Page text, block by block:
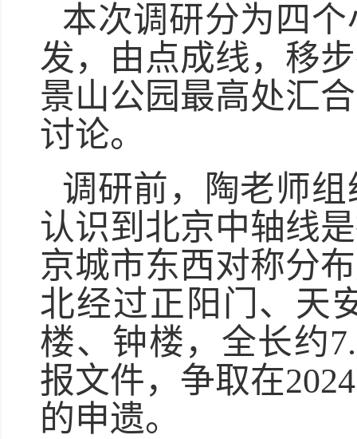
本次调研分为四
发，由点成线，移
景山公园最高处汇
讨论。
调研前，陶老师
认识到北京中轴线
京城市东西对称分
北经过正阳门、天
楼、钟楼，全长约
报文件，争取在
的申遗。